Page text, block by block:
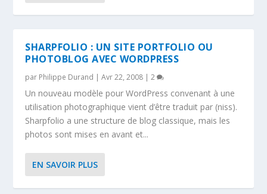
SHARPFOLIO : UN SITE PORTFOLIO OU
PHOTOBLOG AVEC WORDPRESS
par Philippe Durand |Avr 22, 2008 |2
Un nouveau modèle pour WordPress convenant à une
utilisation photographique vient d’être traduit par (niss).
Sharpfolio a une structure de blog classique, mais les
photos sont mises en avant et...
EN SAVOIR PLUS